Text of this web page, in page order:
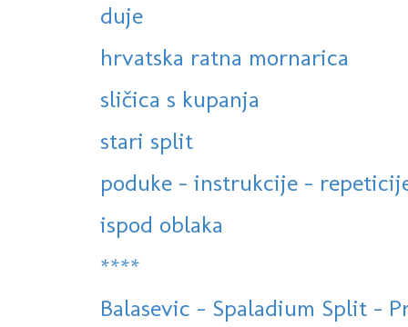
duje
hrvatska ratna mornarica
sličica s kupanja
stari split
poduke - instrukcije -
ispod oblaka
****
Balasevic - Spaladium Split -